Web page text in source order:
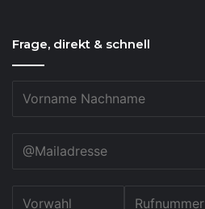
Frage, direkt & schnell